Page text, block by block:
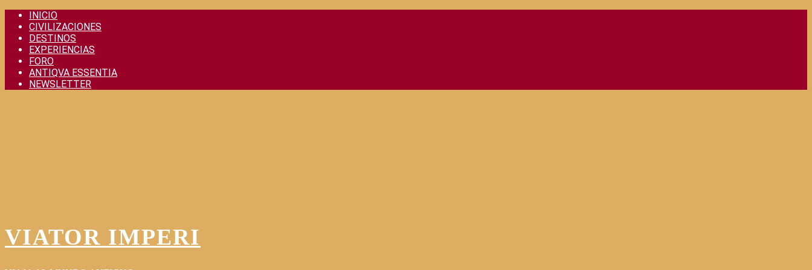
Skip
content
INICIO
CIVILIZACIONES
DESTINOS
EXPERIENCIAS
FORO
ANTIQVA ESSENTIA
NEWSLETTER
VIATOR IMPERI